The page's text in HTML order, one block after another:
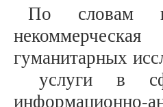
По словам
гуманитарных
услуги в